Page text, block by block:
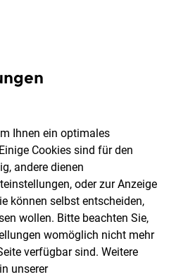
Lehrstelle 07.08.2026
Ihnen ein optimales
Cookies sind für den
andere dienen
oder zur Anzeige
können selbst entscheiden,
wollen. Bitte beachten Sie,
womöglich nicht mehr
verfügbar sind. Weitere
unserer